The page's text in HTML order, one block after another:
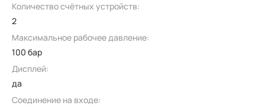
Количество счётных устройств:
2
Максимальное рабочее давление:
100 бар
Дисплей:
да
Соединение на входе: